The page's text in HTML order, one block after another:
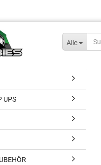
Alle
UPS